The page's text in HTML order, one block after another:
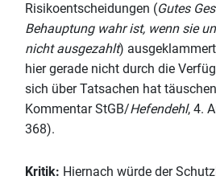
Risikoentscheidungen (Gutes
Behauptung wahr ist, wenn sie
nicht ausgezahlt)
hier gerade nicht durch die
sich über Tatsachen hat
Kommentar StGB/Hefendehl, 4.
368).
Kritik: Hiernach würde der